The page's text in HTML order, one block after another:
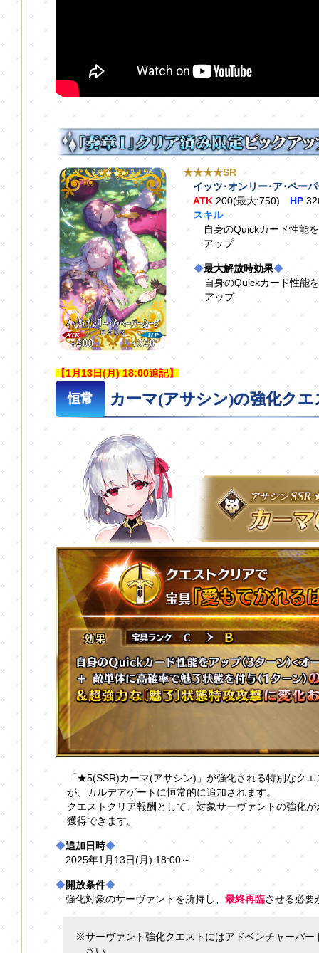
★★★★SR
イッツ･オンリー･ア･ペー
ATK 200(最大:750) HP
スキル
自身のQuickカード性能
アップ
◆最大解放時効果◆
自身のQuickカード性能を
アップ
【1月13日(月) 18:00追記】
恒常 カーマ(アサシン)の強化ク
「★5(SSR)カーマ(アサシン)」が強化される特別なク
が、カルデアゲートに恒常的に追加されます。
クエストクリア報酬として、対象サーヴァントの強化
獲得できます。
◆追加日時◆
2025年1月13日(月) 18:00～
◆開放条件◆
強化対象のサーヴァントを所持し、最終再臨させる必要
※サーヴァント強化クエストにはアドベンチャーパー
さい。